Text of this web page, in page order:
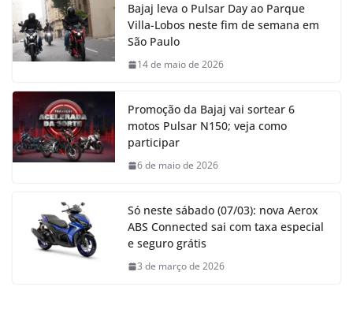
Bajaj leva o Pulsar Day ao Parque
Villa-Lobos neste fim de semana em
São Paulo
14 de maio de 2026
Promoção da Bajaj vai sortear 6
motos Pulsar N150; veja como
participar
6 de maio de 2026
Só neste sábado (07/03): nova Aerox
ABS Connected sai com taxa especial
e seguro grátis
3 de março de 2026